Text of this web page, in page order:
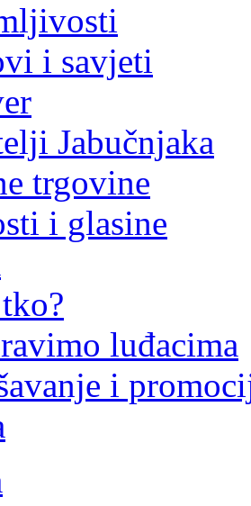
i savjeti
Jabučnjaka
trgovine
i glasine
luđacima
i